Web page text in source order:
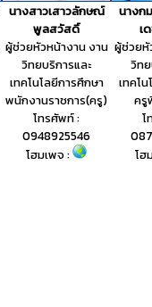
นางสาวเสาวลักษณ์
พูลสวัสดิ์
ผู้ช่วยหัวหน้างาน งาน
วิทยบริการและ
เทคโนโลยีการศึกษา
พนักงานราชการ(ครู)
โทรศัพท์ :
0948925546
โฮมเพจ :
นางก
เ
ผู้ช่วยหั
วิท
เทคโ
ครู
โ
โฮ